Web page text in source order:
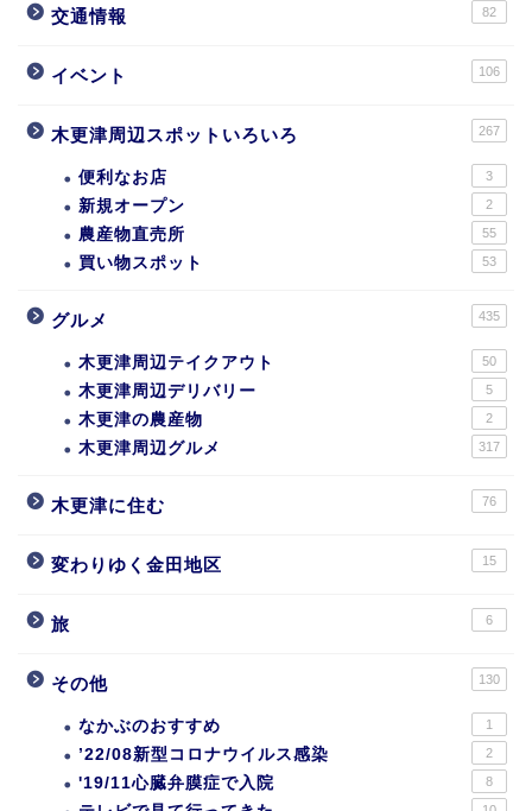
交通情報 82
イベント 106
木更津周辺スポットいろいろ 267
便利なお店 3
新規オープン 2
農産物直売所 55
買い物スポット 53
グルメ 435
木更津周辺テイクアウト 50
木更津周辺デリバリー 5
木更津の農産物 2
木更津周辺グルメ 317
木更津に住む 76
変わりゆく金田地区 15
旅 6
その他 130
なかぶのおすすめ 1
’22/08新型コロナウイルス感染 2
'19/11心臓弁膜症で入院 8